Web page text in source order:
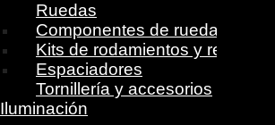
Ruedas
Componentes de ruedas
Kits de rodamientos y retenes
Espaciadores
Tornillería y accesorios
Iluminación